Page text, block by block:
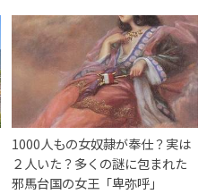
1000人もの女奴隷が奉仕？実は
２人いた？多くの謎に包まれた
邪馬台国の女王「卑弥呼」